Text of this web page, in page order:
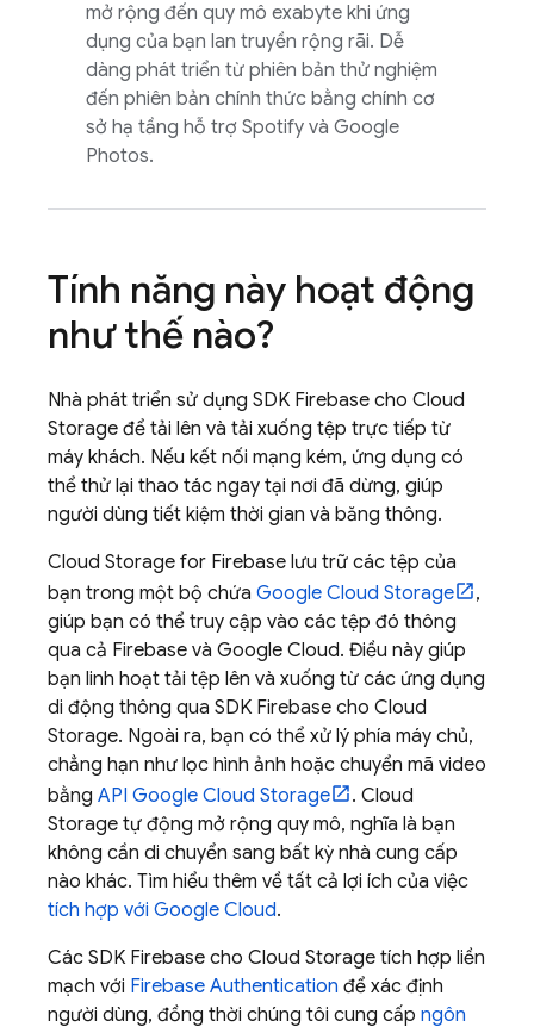
mở rộng đến quy mô exabyte khi ứng
dụng của bạn lan truyền rộng rãi. Dễ
dàng phát triển từ phiên bản thử nghiệm
đến phiên bản chính thức bằng chính cơ
sở hạ tầng hỗ trợ Spotify và Google
Photos.
Tính năng này hoạt động
như thế nào?
Nhà phát triển sử dụng SDK Firebase cho Cloud
Storage để tải lên và tải xuống tệp trực tiếp từ
máy khách. Nếu kết nối mạng kém, ứng dụng có
thể thử lại thao tác ngay tại nơi đã dừng, giúp
người dùng tiết kiệm thời gian và băng thông.
Cloud Storage for Firebase lưu trữ các tệp của
bạn trong một bộ chứa Google Cloud Storage
,
giúp bạn có thể truy cập vào các tệp đó thông
qua cả Firebase và Google Cloud. Điều này giúp
bạn linh hoạt tải tệp lên và xuống từ các ứng dụng
di động thông qua SDK Firebase cho Cloud
Storage. Ngoài ra, bạn có thể xử lý phía máy chủ,
chẳng hạn như lọc hình ảnh hoặc chuyển mã video
bằng API Google Cloud Storage . Cloud
Storage tự động mở rộng quy mô, nghĩa là bạn
không cần di chuyển sang bất kỳ nhà cung cấp
nào khác. Tìm hiểu thêm về tất cả lợi ích của việc
tích hợp với Google Cloud.
Các SDK Firebase cho Cloud Storage tích hợp liền
mạch với Firebase Authentication để xác định
người dùng, đồng thời chúng tôi cung cấp ngôn